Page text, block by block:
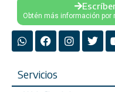
Obtén más información por
Servicios